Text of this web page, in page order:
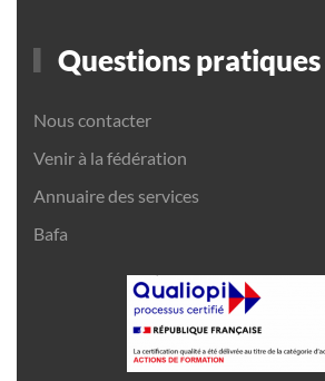
Questions pratiques
Nous contacter
Venir à la fédération
Annuaire des services
Bafa